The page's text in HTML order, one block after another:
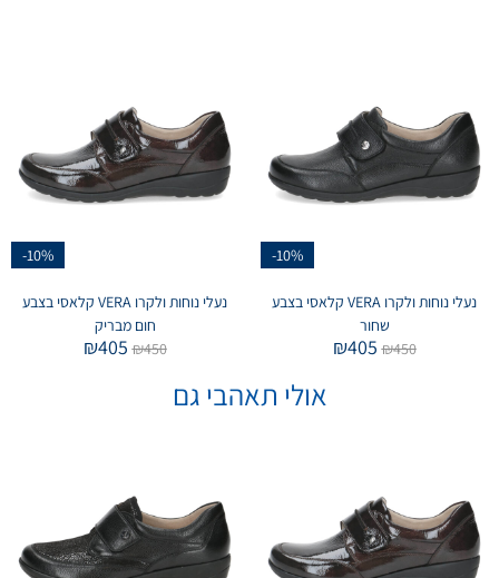
-10%
נעלי נוחות ולקרו VERA קלאסי בצבע
שחור
₪450
₪405
-10%
נעלי נוחות ולקרו VERA קלאסי בצבע
חום מבריק
₪450
₪405
אולי תאהבי גם